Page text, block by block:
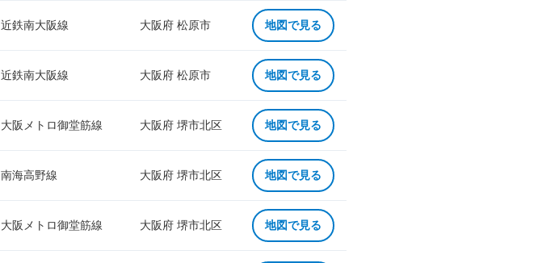
近鉄南大阪線 大阪府 松原市 地図で見る
近鉄南大阪線 大阪府 松原市 地図で見る
大阪メトロ御堂筋線 大阪府 堺市北区 地図で見る
南海高野線 大阪府 堺市北区 地図で見る
大阪メトロ御堂筋線 大阪府 堺市北区 地図で見る